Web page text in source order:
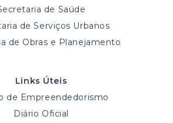
de Saúde
de Serviços Urbanos
de Obras e Planejamento
Links Úteis
de Empreendedorismo
Diário Oficial